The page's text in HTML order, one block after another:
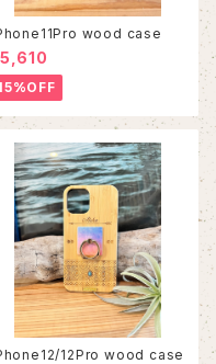
wood case
12Pro wood case